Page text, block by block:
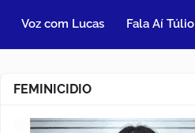
Voz com Lucas Fala Aí Túlio
FEMINICIDIO